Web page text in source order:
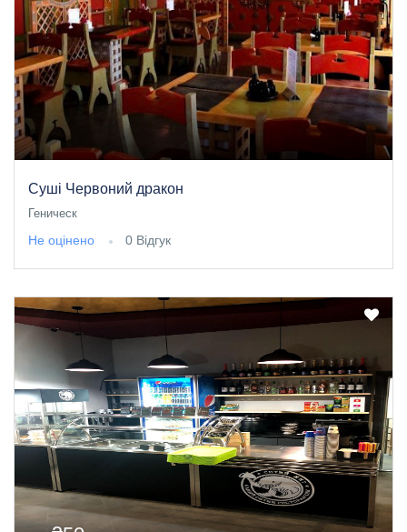
Суші Червоний дракон
Геническ
Не оцінено 0 Відгук